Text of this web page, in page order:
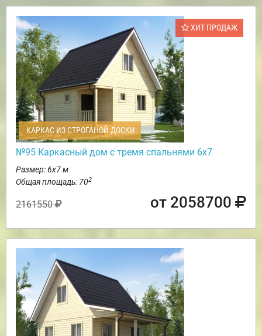
ХИТ ПРОДАЖ
КАРКАС ИЗ СТРОГАНОЙ ДОСКИ
№95 Каркасный дом с тремя спальнями 6х7
Размер: 6х7 м
Общая площадь: 702
2161550 от 2058700